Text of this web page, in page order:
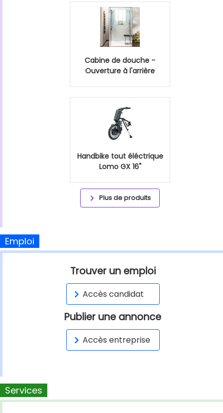
Cabine de douche -
Ouverture à l'arrière
Handbike tout éléctrique
Lomo GX 16"
Plus de produits
Emploi
Trouver un emploi
Accès candidat
Publier une annonce
Accès entreprise
Services